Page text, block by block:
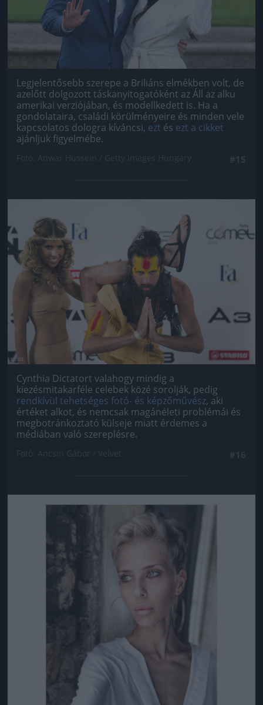
Legjelentősebb szerepe a Briliáns elmékben volt, de
azelőtt dolgozott táskanyitogatóként az Áll az alku
amerikai verziójában, és modellkedett is. Ha a
gondolataira, családi körülményeire és minden vele
kapcsolatos dologra kíváncsi, ezt és ezt a cikket
ajánljuk figyelmébe.
Cynthia Dictatort valahogy mindig a
kiezésmitakarféle celebek közé sorolják, pedig
rendkívül tehetséges fotó- és képzőművész, aki
értéket alkot, és nemcsak magánéleti problémái és
megbotránkoztató külseje miatt érdemes a
médiában való szereplésre.
Jön még kép!